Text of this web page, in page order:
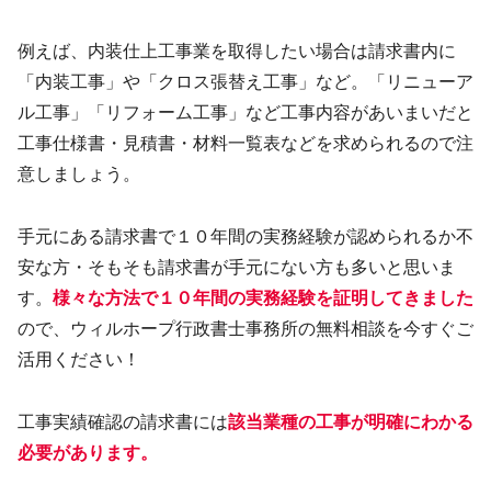
例えば、内装仕上工事業を取得したい場合は請求書内に
「内装工事」や「クロス張替え工事」など。「リニューア
ル工事」「リフォーム工事」など工事内容があいまいだと
工事仕様書・見積書・材料一覧表などを求められるので注
意しましょう。
手元にある請求書で１０年間の実務経験が認められるか不
安な方・そもそも請求書が手元にない方も多いと思いま
す。 様々な方法で１０年間の実務経験を証明してきました
ので、ウィルホープ行政書士事務所の無料相談を今すぐご
活用ください！
工事実績確認の請求書には該当業種の工事が明確にわかる
必要があります。